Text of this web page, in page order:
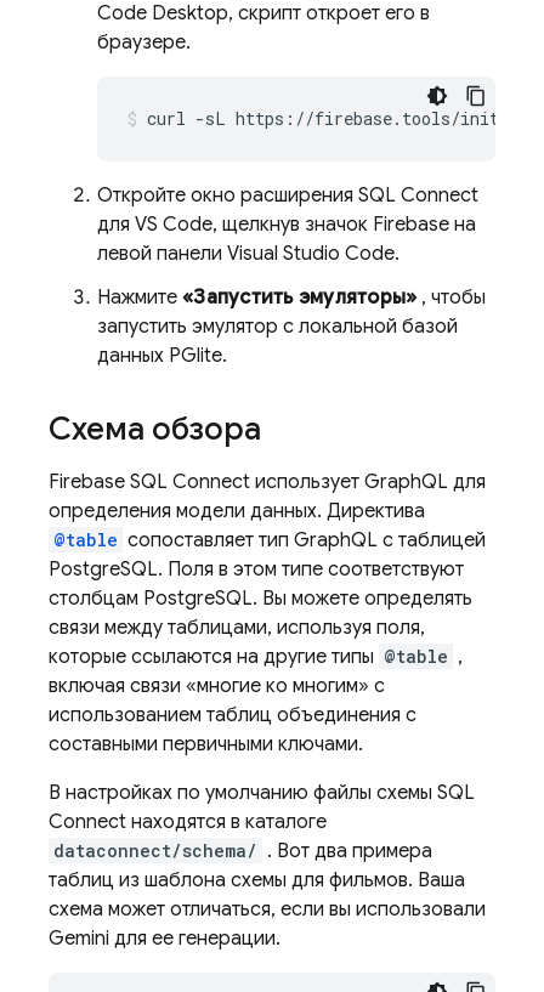
Code Desktop, скрипт откроет его в
браузере.
curl -sL https://firebase.tools/init/
Откройте окно расширения SQL Connect
для VS Code, щелкнув значок Firebase на
левой панели Visual Studio Code.
Нажмите «Запустить эмуляторы» , чтобы
запустить эмулятор с локальной базой
данных PGlite.
Схема обзора
Firebase SQL Connect использует GraphQL для
определения модели данных. Директива
@table сопоставляет тип GraphQL с таблицей
PostgreSQL. Поля в этом типе соответствуют
столбцам PostgreSQL. Вы можете определять
связи между таблицами, используя поля,
которые ссылаются на другие типы @table ,
включая связи «многие ко многим» с
использованием таблиц объединения с
составными первичными ключами.
В настройках по умолчанию файлы схемы SQL
Connect находятся в каталоге
dataconnect/schema/ . Вот два примера
таблиц из шаблона схемы для фильмов. Ваша
схема может отличаться, если вы использовали
Gemini для ее генерации.